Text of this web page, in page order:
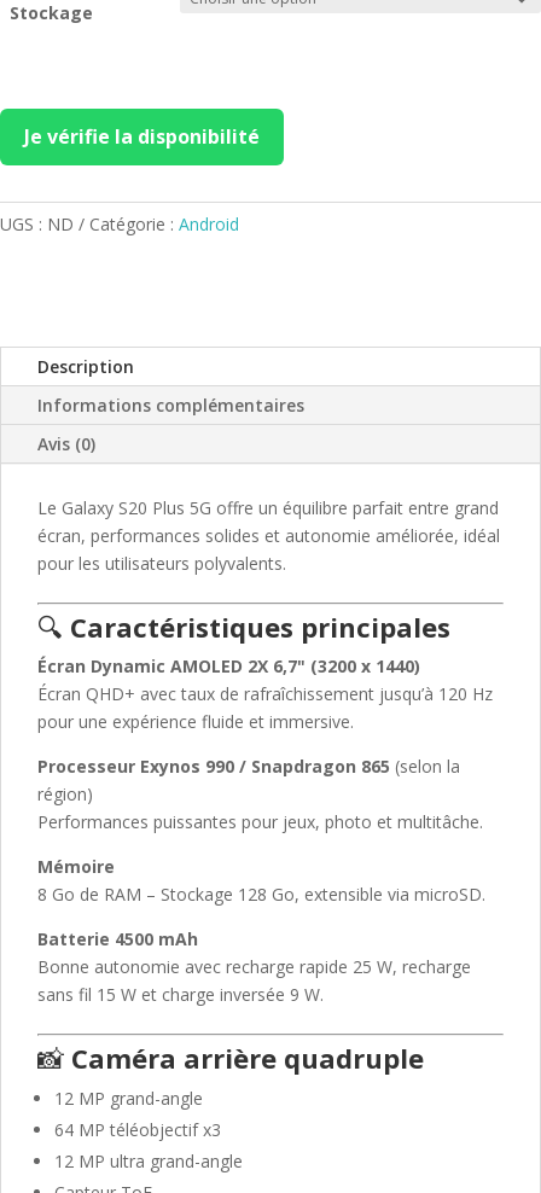
Stockage
Je vérifie la disponibilité
UGS : ND Catégorie : Android
Description
Informations complémentaires
Avis (0)
Le Galaxy S20 Plus 5G offre un équilibre parfait entre grand
écran, performances solides et autonomie améliorée, idéal
pour les utilisateurs polyvalents.
🔍 Caractéristiques principales
Écran Dynamic AMOLED 2X 6,7" (3200 x 1440)
Écran QHD+ avec taux de rafraîchissement jusqu’à 120 Hz
pour une expérience fluide et immersive.
Processeur Exynos 990 / Snapdragon 865 (selon la
région)
Performances puissantes pour jeux, photo et multitâche.
Mémoire
8 Go de RAM – Stockage 128 Go, extensible via microSD.
Batterie 4500 mAh
Bonne autonomie avec recharge rapide 25 W, recharge
sans fil 15 W et charge inversée 9 W.
📸 Caméra arrière quadruple
12 MP grand-angle
64 MP téléobjectif x3
12 MP ultra grand-angle